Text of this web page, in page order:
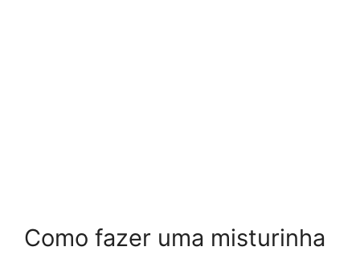
Como fazer uma misturinha